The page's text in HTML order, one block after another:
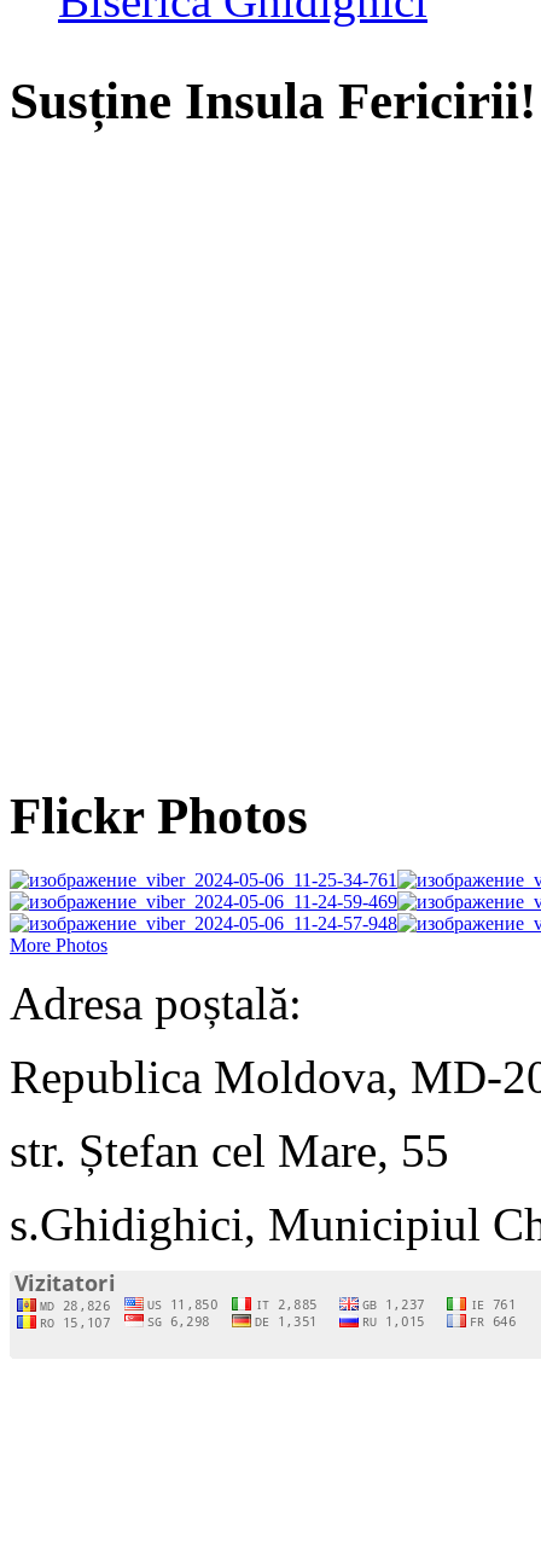
Susține Insula Fericirii!
Flickr Photos
More Photos
Adresa poștală:
Republica Moldova, MD-
str. Ștefan cel Mare, 55
s.Ghidighici, Municipiul